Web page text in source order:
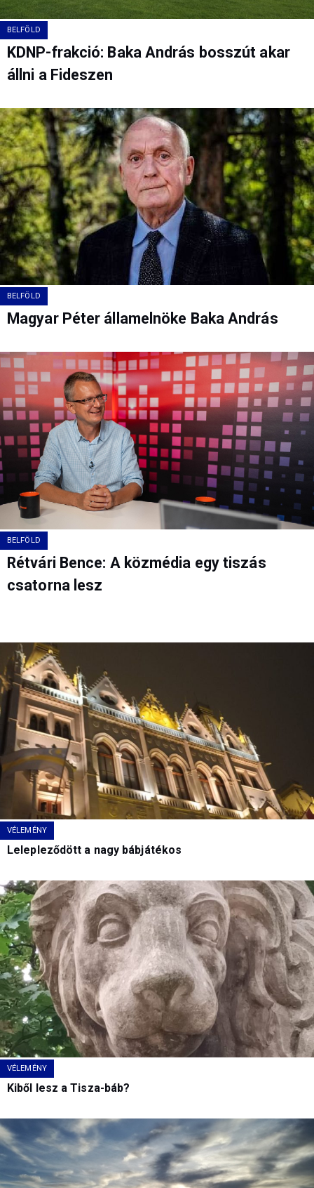
BELFÖLD
KDNP-frakció: Baka András bosszút akar
állni a Fideszen
BELFÖLD
Magyar Péter államelnöke Baka András
BELFÖLD
Rétvári Bence: A közmédia egy tiszás
csatorna lesz
VÉLEMÉNY
Lelepleződött a nagy bábjátékos
VÉLEMÉNY
Kiből lesz a Tisza-báb?